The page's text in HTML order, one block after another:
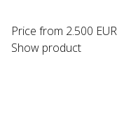
Price from 2.500 EUR
Show product